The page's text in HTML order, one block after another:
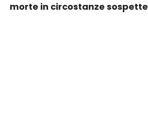
morte in circostanze sospette